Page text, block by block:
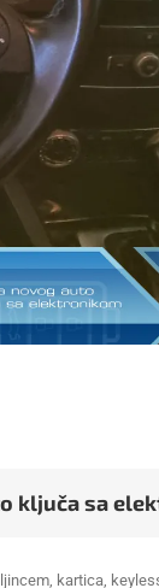
ključa sa
kartica,